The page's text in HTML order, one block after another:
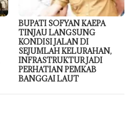
BUPATI SOFYAN KAEPA
TINJAU LANGSUNG
KONDISI JALAN DI
SEJUMLAH KELURAHAN,
INFRASTRUKTUR JADI
PERHATIAN PEMKAB
BANGGAI LAUT